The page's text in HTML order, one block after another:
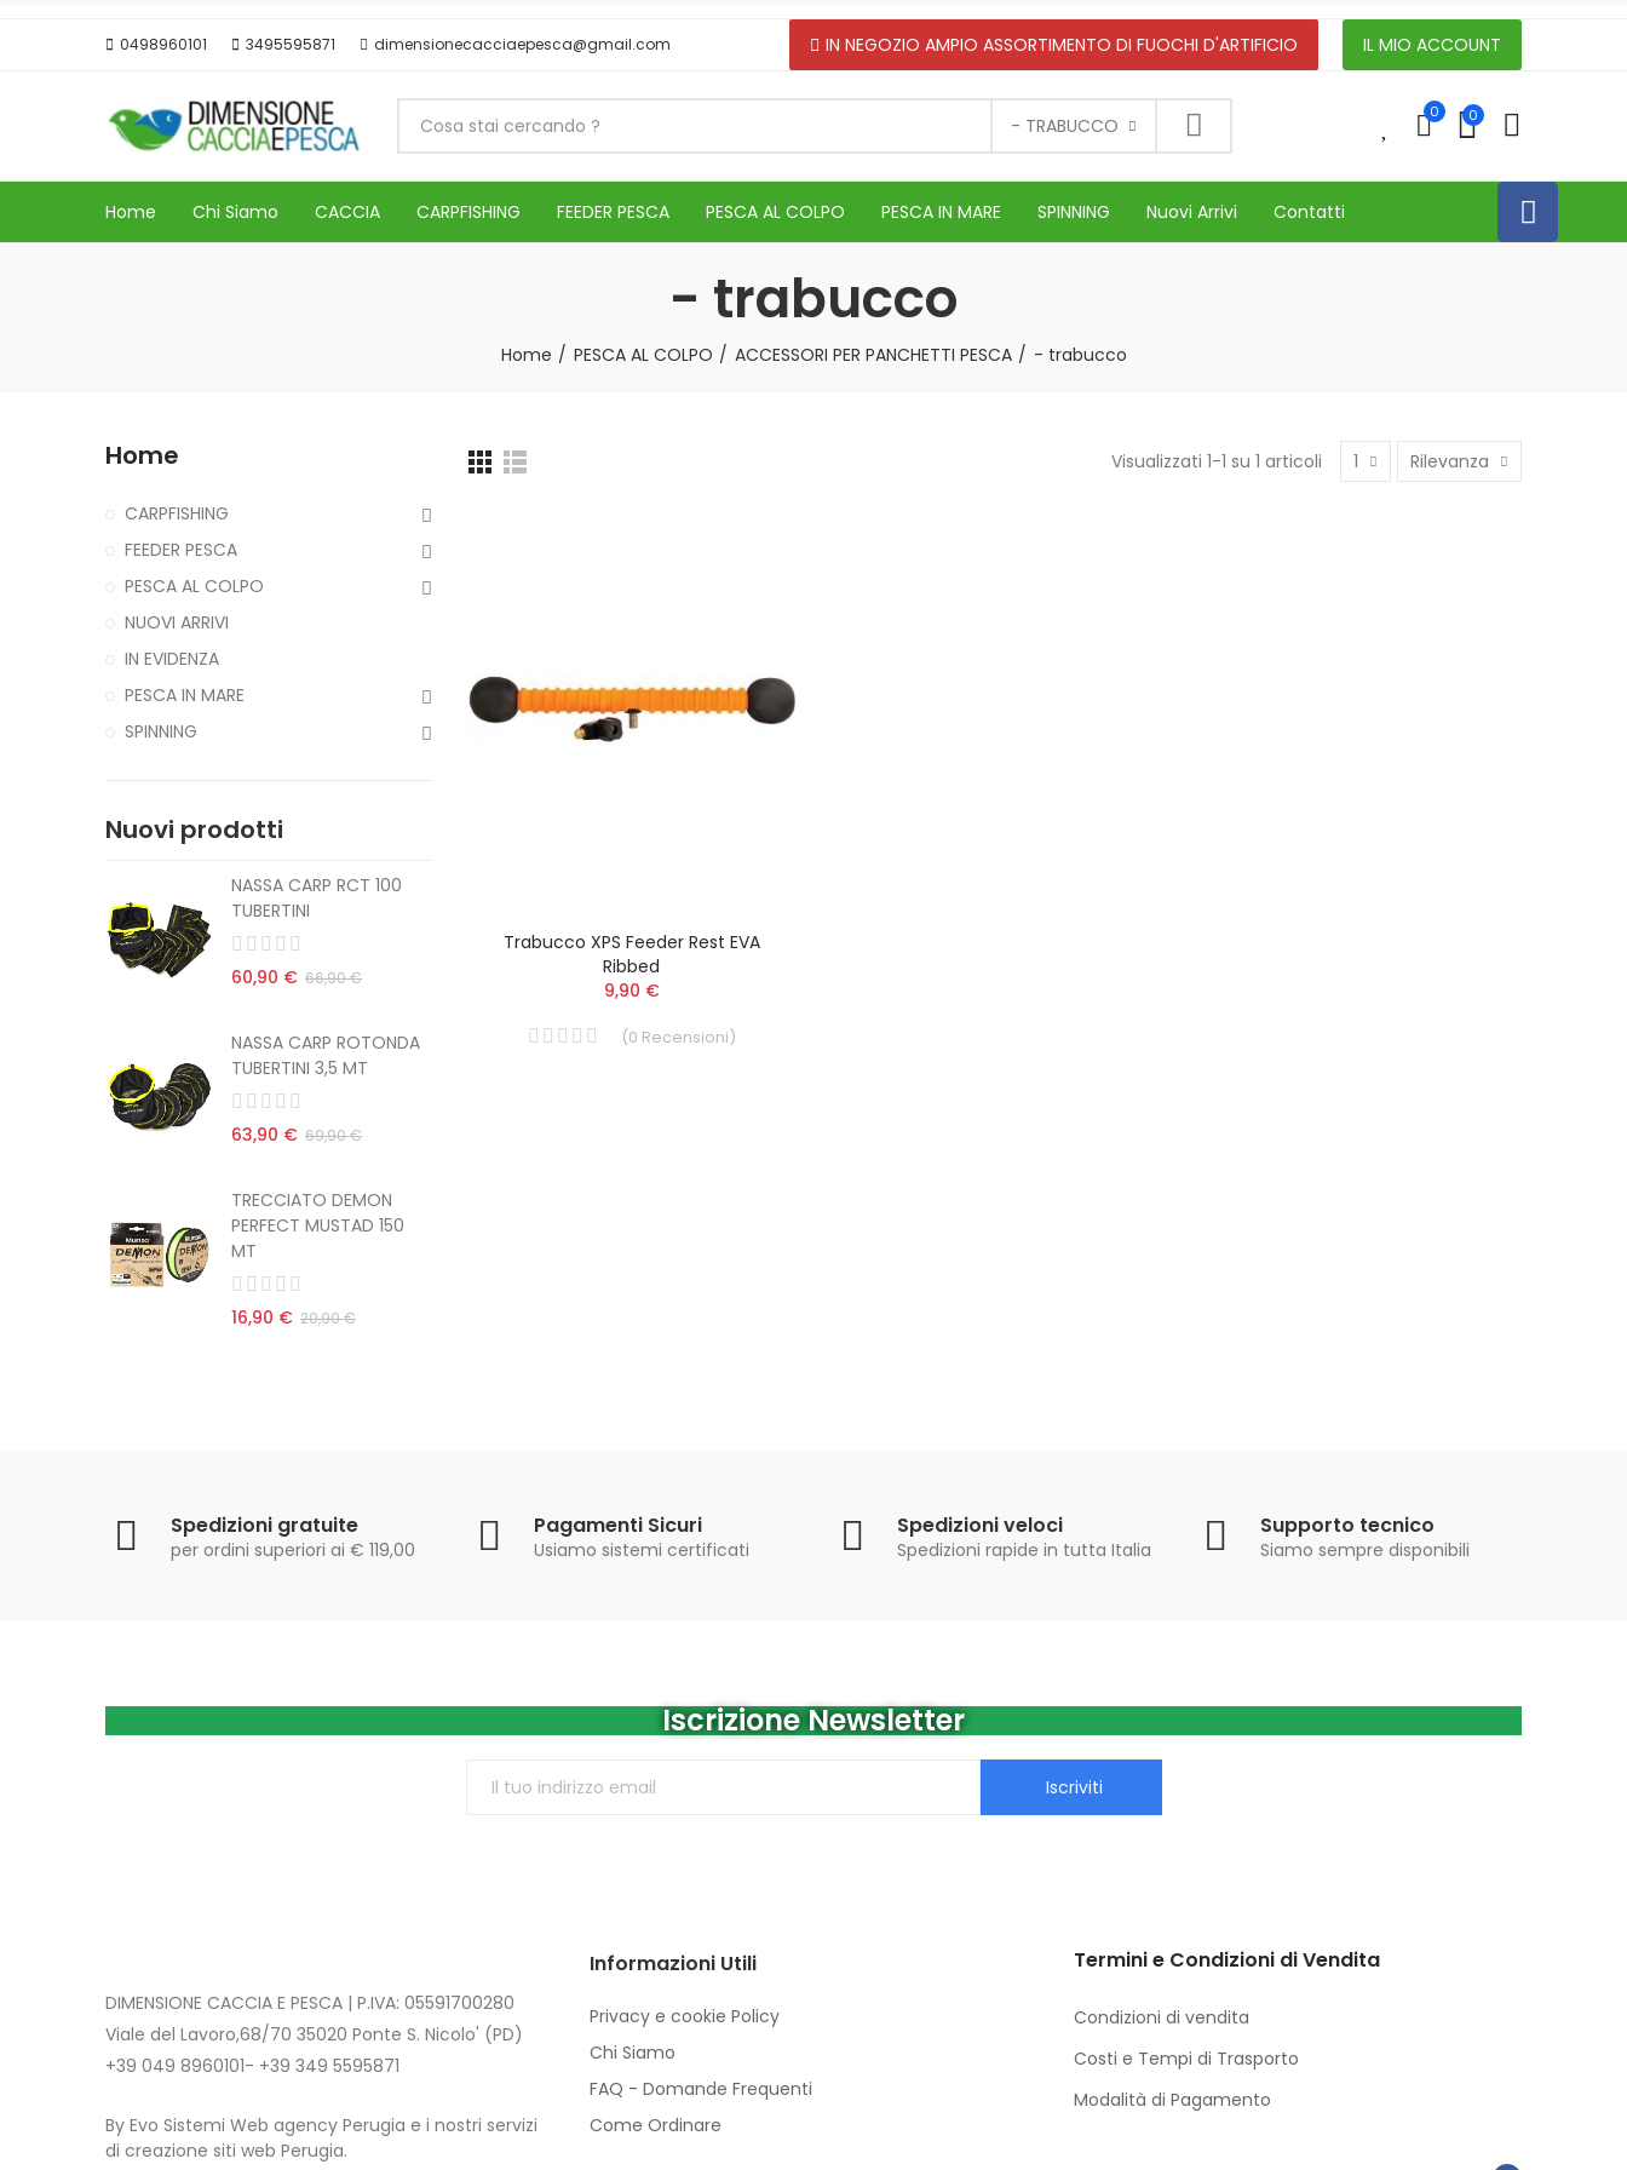
0498960101 3495595871 dimensionecacciaepesca@gmail.com IN NEGOZIO AMPIO ASSORTIMENTO DI FUOCHI D'ARTIFICIO IL MIO ACCOUNT
- TRABUCCO
0 0
Home Chi Siamo CACCIA CARPFISHING FEEDER PESCA PESCA AL COLPO PESCA IN MARE SPINNING Nuovi Arrivi Contatti
- trabucco
Home PESCA AL COLPO ACCESSORI PER PANCHETTI PESCA - trabucco
Visualizzati 1-1 su 1 articoli 1 Rilevanza
Trabucco XPS Feeder Rest EVA
Ribbed
9,90 €
(0 Recensioni)
Home
CARPFISHING
FEEDER PESCA
PESCA AL COLPO
NUOVI ARRIVI
IN EVIDENZA
PESCA IN MARE
SPINNING
Nuovi prodotti
NASSA CARP RCT 100
TUBERTINI
60,90 € 66,90 €
NASSA CARP ROTONDA
TUBERTINI 3,5 MT
63,90 € 69,90 €
TRECCIATO DEMON
PERFECT MUSTAD 150
MT
16,90 € 20,90 €
60,90 € 66,90 €
NASSA CARP ROTONDA
Spedizioni gratuite
per ordini superiori ai € 119,00
Pagamenti Sicuri
Usiamo sistemi certificati
Spedizioni veloci
Spedizioni rapide in tutta Italia
Supporto tecnico
Siamo sempre disponibili
Iscrizione Newsletter
Iscriviti
DIMENSIONE CACCIA E PESCA | P.IVA: 05591700280
Viale del Lavoro,68/70 35020 Ponte S. Nicolo' (PD)
+39 049 8960101- +39 349 5595871
By Evo Sistemi Web agency Perugia e i nostri servizi
di creazione siti web Perugia.
Informazioni Utili
Privacy e cookie Policy
Chi Siamo
FAQ - Domande Frequenti
Come Ordinare
Termini e Condizioni di Vendita
Condizioni di vendita
Costi e Tempi di Trasporto
Modalità di Pagamento